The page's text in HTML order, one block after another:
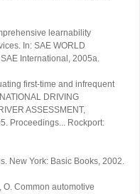
learnability
In: SAE WORLD
International, 2005a.
first-time and infrequent
DRIVING
ASSESSMENT,
Proceedings... Rockport:
New York: Basic Books, 2002.
O. Common automotive